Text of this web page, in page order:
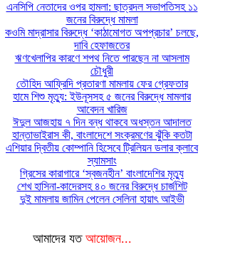
এনসিপি নেতাদের ওপর হামলা: ছাত্রদল সভাপতিসহ ১১
জনের বিরুদ্ধে মামলা
কওমি মাদ্রাসার বিরুদ্ধে ‘কাঠামোগত অপপ্রচার’ চলছে,
দাবি হেফাজতের
ঋণখেলাপির কারণে শপথ নিতে পারছেন না আসলাম
চৌধুরী
তৌহিদ আফ্রিদি প্রতারণা মামলায় ফের গ্রেফতার
হামে শিশু মৃত্যু: ইউনূসসহ ৫ জনের বিরুদ্ধে মামলার
আবেদন খারিজ
ঈদুল আজহায় ৭ দিন বন্ধ থাকবে অধস্তন আদালত
হান্তাভাইরাস কী, বাংলাদেশে সংক্রমণের ঝুঁকি কতটা
এশিয়ার দ্বিতীয় কোম্পানি হিসেবে ট্রিলিয়ন ডলার ক্লাবে
স্যামসাং
গ্রিসের কারাগারে ‘স্বজনহীন’ বাংলাদেশির মৃত্যু
শেখ হাসিনা-কাদেরসহ ৪০ জনের বিরুদ্ধে চার্জশিট
দুই মামলায় জামিন পেলেন সেলিনা হায়াৎ আইভী
আমাদের যত আয়োজন...